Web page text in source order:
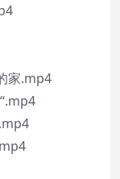
家.mp4